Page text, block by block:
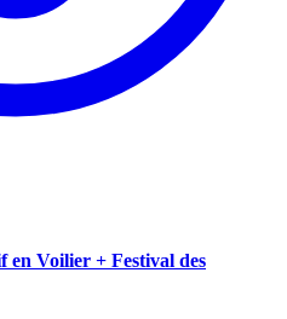
en Voilier + Festival des